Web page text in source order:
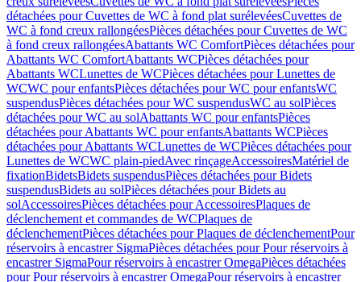
détachées pour Cuvettes de WC à fond plat surélevéesCuvettes de
WC à fond creux rallongéesPièces détachées pour Cuvettes de WC
à fond creux rallongéesAbattants WC ComfortPièces détachées pour
Abattants WC ComfortAbattants WCPièces détachées pour
Abattants WCLunettes de WCPièces détachées pour Lunettes de
WCWC pour enfantsPièces détachées pour WC pour enfantsWC
suspendusPièces détachées pour WC suspendusWC au solPièces
détachées pour WC au solAbattants WC pour enfantsPièces
détachées pour Abattants WC pour enfantsAbattants WCPièces
détachées pour Abattants WCLunettes de WCPièces détachées pour
Lunettes de WCWC plain-piedAvec rinçageAccessoiresMatériel de
fixationBidetsBidets suspendusPièces détachées pour Bidets
suspendusBidets au solPièces détachées pour Bidets au
solAccessoiresPièces détachées pour AccessoiresPlaques de
déclenchement et commandes de WCPlaques de
déclenchementPièces détachées pour Plaques de déclenchementPour
réservoirs à encastrer SigmaPièces détachées pour Pour réservoirs à
encastrer SigmaPour réservoirs à encastrer OmegaPièces détachées
pour Pour réservoirs à encastrer OmegaPour réservoirs à encastrer